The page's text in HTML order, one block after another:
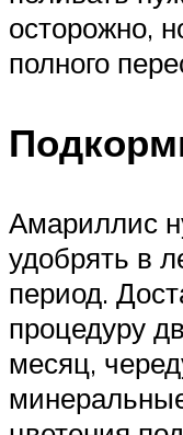
осторожно,
полного
Амариллис
удобрять в
период.
процедуру
месяц,